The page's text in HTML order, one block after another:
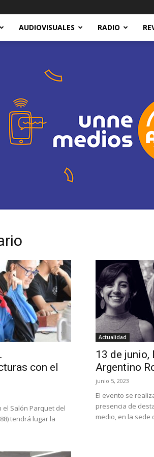
AUDIOVISUALES RADIO
con el
el Salón Parquet del
tendrá lugar la
Actualidad
13 de
Argentino
junio 5, 2023
El evento se
presencia de
medio, en la sede